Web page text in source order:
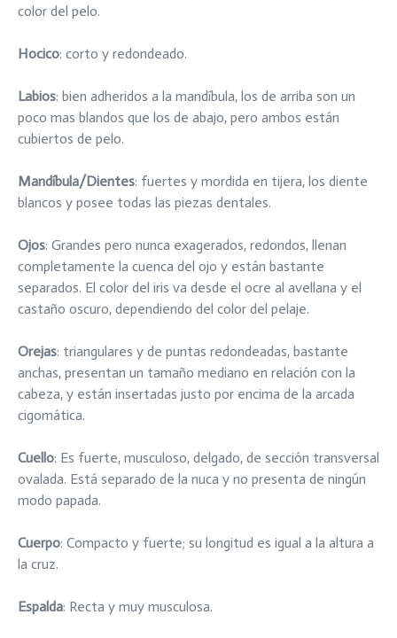
color del pelo.
Hocico: corto y redondeado.
Labios: bien adheridos a la mandíbula, los de arriba son un
poco mas blandos que los de abajo, pero ambos están
cubiertos de pelo.
Mandíbula/Dientes: fuertes y mordida en tijera, los diente
blancos y posee todas las piezas dentales.
Ojos: Grandes pero nunca exagerados, redondos, llenan
completamente la cuenca del ojo y están bastante
separados. El color del iris va desde el ocre al avellana y el
castaño oscuro, dependiendo del color del pelaje.
Orejas: triangulares y de puntas redondeadas, bastante
anchas, presentan un tamaño mediano en relación con la
cabeza, y están insertadas justo por encima de la arcada
cigomática.
Cuello: Es fuerte, musculoso, delgado, de sección transversal
ovalada. Está separado de la nuca y no presenta de ningún
modo papada.
Cuerpo: Compacto y fuerte; su longitud es igual a la altura a
la cruz.
Espalda: Recta y muy musculosa.